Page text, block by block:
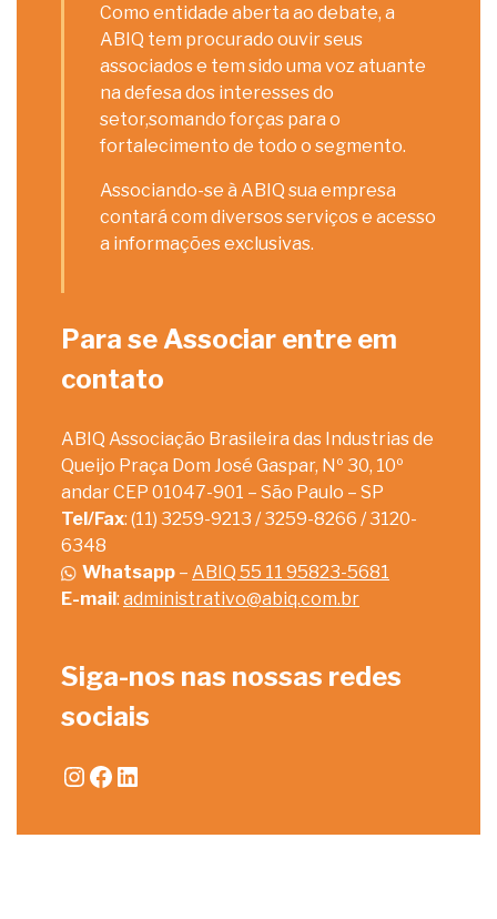
Como entidade aberta ao debate, a
ABIQ tem procurado ouvir seus
associados e tem sido uma voz atuante
na defesa dos interesses do
setor,somando forças para o
fortalecimento de todo o segmento.
Associando-se à ABIQ sua empresa
contará com diversos serviços e acesso
a informações exclusivas.
Para se Associar entre em
contato
ABIQ Associação Brasileira das Industrias de
Queijo Praça Dom José Gaspar, Nº 30, 10º
andar CEP 01047-901 – São Paulo – SP
Tel/Fax: (11) 3259-9213 / 3259-8266 / 3120-
6348
Whatsapp – ABIQ 55 11 95823-5681
E-mail: administrativo@abiq.com.br
Siga-nos nas nossas redes
sociais
Instagram
Facebook
LinkedIn